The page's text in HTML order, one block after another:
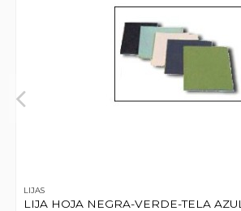
LIJAS
LIJA HOJA NEGRA-VERDE-TELA AZUL